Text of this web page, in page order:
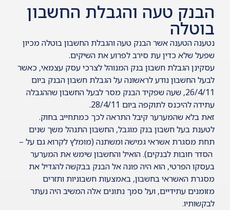
הבנק טעה והגבלת החשבון
בוטלה
נטענה הטענה אשר הבנק טעה והגבלת החשבון בוטלה מכיון
שפעל שלא כדין עת סירב לפרוע את השיקים.
עסקינן הגבלת חשבון בנק המנוהל לצרכי עסק עצמאי, כאשר
לבעל החשבון נודע לראשונה על הגבלת חשבון הבנק ביום
26/4/11, שעה שפקיד הבנק מסר לבעל החשבון שההגבלה
עתידה להיכנס לתוקפה ביום 28/4/11.
זאת בלא שהמערער קיבל התראה לכך כמתחייב בחוק.
לטענת בעל חשבון בנק מוגבל, החשבון התנהל משך שנים
תחת מסגרת אשראי גמישה ומשתנה (מומלץ לקרוא גם על –
הסדר חובות לבנקים). הואיל והחשבון שימש את המערער
בעסקו הפרטי, הוא היה פונה אל הבנק בבקשה להגדיל את
מסגרת האשראי בחשבון, באמצעות חשבוניות ותזרים
מזומנים עתידיים, ועל סמך נתונים אלה המשיב היה נעתר
לבקשותיו.